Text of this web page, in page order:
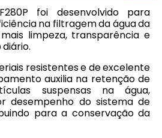
foi desenvolvido para
na filtragem da água da
limpeza, transparência e
resistentes e de excelente
auxilia na retenção de
suspensas na água,
desempenho do sistema de
para a conservação da